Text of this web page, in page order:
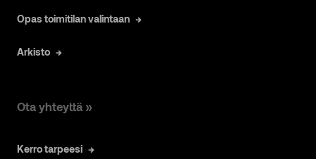
Opas toimitilan valintaan
Arkisto
Ota yhteyttä »
Kerro tarpeesi